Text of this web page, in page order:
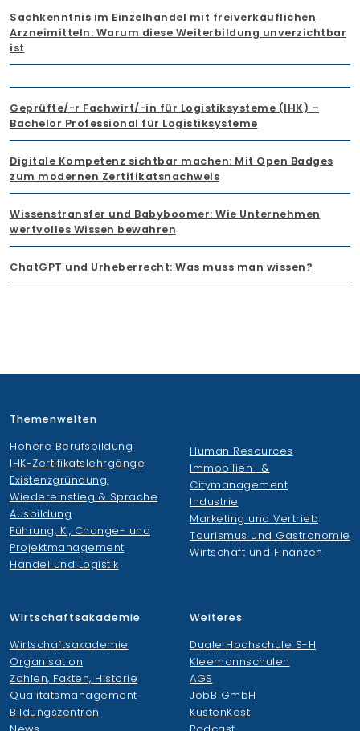
Sachkenntnis im Einzelhandel mit freiverkäuflichen
Arzneimitteln: Warum diese Weiterbildung unverzichtbar
ist
Geprüfte/-r Fachwirt/-in für Logistiksysteme (IHK) –
Bachelor Professional für Logistiksysteme
Digitale Kompetenz sichtbar machen: Mit Open Badges
zum modernen Zertifikatsnachweis
Wissenstransfer und Babyboomer: Wie Unternehmen
wertvolles Wissen bewahren
ChatGPT und Urheberrecht: Was muss man wissen?
Themenwelten
Höhere Berufsbildung
IHK-Zertifikatslehrgänge
Existenzgründung,
Wiedereinstieg & Sprache
Ausbildung
Führung, KI, Change- und
Projektmanagement
Handel und Logistik
Human Resources
Immobilien- &
Citymanagement
Industrie
Marketing und Vertrieb
Tourismus und Gastronomie
Wirtschaft und Finanzen
Wirtschaftsakademie
Wirtschaftsakademie
Organisation
Zahlen, Fakten, Historie
Qualitätsmanagement
Bildungszentren
Weiteres
Duale Hochschule S-H
Kleemannschulen
AGS
JobB GmbH
KüstenKost